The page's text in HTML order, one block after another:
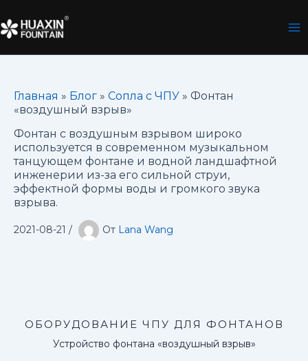
содержимому
Главная » Блог » Сопла с ЧПУ » Фонтан
«воздушный взрыв»
Фонтан с воздушным взрывом широко
используется в современном музыкальном
танцующем фонтане и водной ландшафтной
инженерии из-за его сильной струи,
эффектной формы воды и громкого звука
взрыва.
2021-08-21 / От Lana Wang
ОБОРУДОВАНИЕ ЧПУ ДЛЯ ФОНТАНОВ
Устройство фонтана «воздушный взрыв»